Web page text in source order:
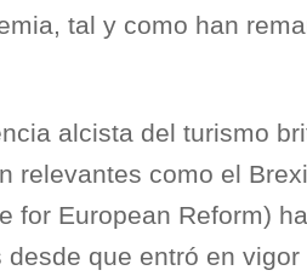
tal y como han
alcista del turismo
relevantes como el
for European Reform) ha
que entró en vigor